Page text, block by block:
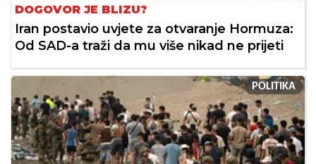
DOGOVOR JE BLIZU?
Iran postavio uvjete za otvaranje Hormuza:
Od SAD-a traži da mu više nikad ne prijeti
POLITIKA